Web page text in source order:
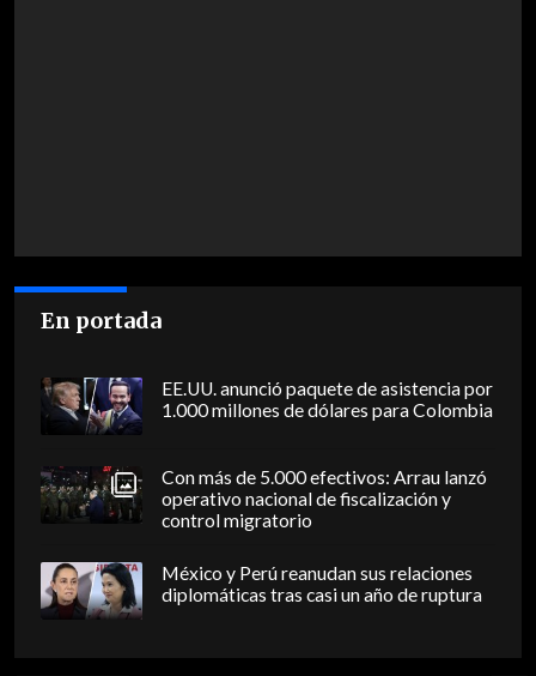
En portada
EE.UU. anunció paquete de asistencia por
1.000 millones de dólares para Colombia
Con más de 5.000 efectivos: Arrau lanzó
operativo nacional de fiscalización y
control migratorio
México y Perú reanudan sus relaciones
diplomáticas tras casi un año de ruptura